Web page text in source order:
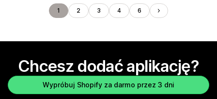
1 2 3 4 6
Chcesz dodać aplikację?
Wypróbuj Shopify za darmo przez 3 dni